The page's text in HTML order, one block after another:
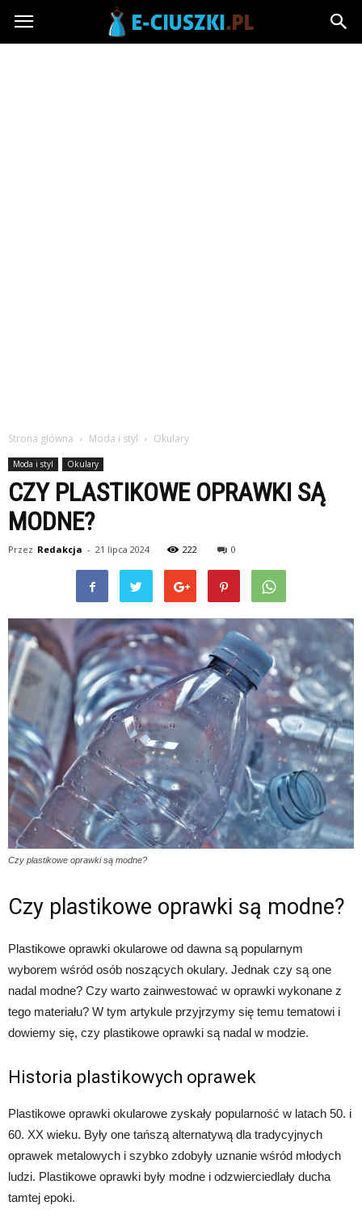
Strona główna Moda i styl Okulary
Moda i styl Okulary
CZY PLASTIKOWE OPRAWKI SĄ
MODNE?
Przez Redakcja - 21 lipca 2024 222 0
Czy plastikowe oprawki są modne?
Czy plastikowe oprawki są modne?
Plastikowe oprawki okularowe od dawna są popularnym
wyborem wśród osób noszących okulary. Jednak czy są one
nadal modne? Czy warto zainwestować w oprawki wykonane z
tego materiału? W tym artykule przyjrzymy się temu tematowi i
dowiemy się, czy plastikowe oprawki są nadal w modzie.
Historia plastikowych oprawek
Plastikowe oprawki okularowe zyskały popularność w latach 50. i
60. XX wieku. Były one tańszą alternatywą dla tradycyjnych
oprawek metalowych i szybko zdobyły uznanie wśród młodych
ludzi. Plastikowe oprawki były modne i odzwierciedlały ducha
tamtej epoki.